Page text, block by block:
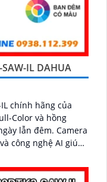
SAW-IL DAHUA
IL chính hãng của
Color và hồng
đêm. Camera
công nghệ AI giúp